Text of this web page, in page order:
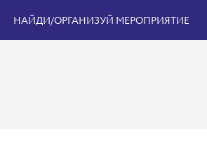
НАЙДИ/ОРГАНИЗУЙ МЕРОПРИЯТИЕ